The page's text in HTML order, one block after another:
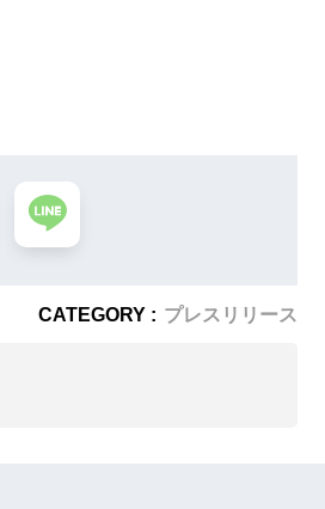
CATEGORY : プレスリリース